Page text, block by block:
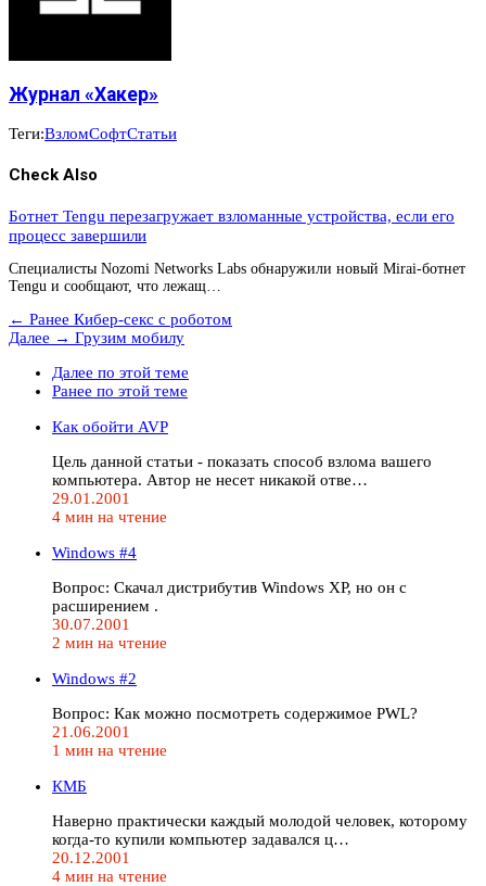
Журнал «Хакер»
Теги:ВзломСофтСтатьи
Check Also
Ботнет Tengu перезагружает взломанные устройства, если его
процесс завершили
Специалисты Nozomi Networks Labs обнаружили новый Mirai-ботнет
Tengu и сообщают, что лежащ…
← Ранее Кибер-секс с роботом
Далее → Грузим мобилу
Далее по этой теме
Ранее по этой теме
Как обойти AVP
Цель данной статьи - показать способ взлома вашего
компьютера. Автор не несет никакой отве…
29.01.2001
4 мин на чтение
Windows #4
Вопрос: Скачал дистрибутив Windows XP, но он с
расширением .
30.07.2001
2 мин на чтение
Windows #2
Вопрос: Как можно посмотреть содержимое PWL?
21.06.2001
1 мин на чтение
КМБ
Наверно практически каждый молодой человек, которому
когда-то купили компьютер задавался ц…
20.12.2001
4 мин на чтение